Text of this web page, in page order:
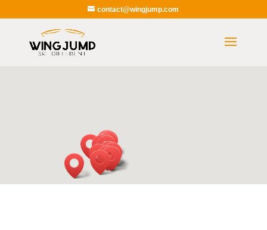
contact@wingjump.com